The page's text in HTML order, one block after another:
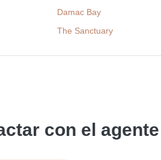
Damac Bay
The Sanctuary
con el agente